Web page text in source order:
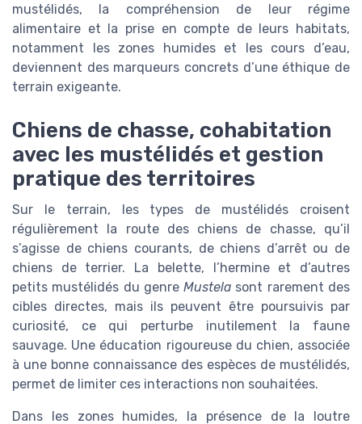
mustélidés, la compréhension de leur régime
alimentaire et la prise en compte de leurs habitats,
notamment les zones humides et les cours d’eau,
deviennent des marqueurs concrets d’une éthique de
terrain exigeante.
Chiens de chasse, cohabitation
avec les mustélidés et gestion
pratique des territoires
Sur le terrain, les types de mustélidés croisent
régulièrement la route des chiens de chasse, qu’il
s’agisse de chiens courants, de chiens d’arrêt ou de
chiens de terrier. La belette, l’hermine et d’autres
petits mustélidés du genreMustela sont rarement des
cibles directes, mais ils peuvent être poursuivis par
curiosité, ce qui perturbe inutilement la faune
sauvage. Une éducation rigoureuse du chien, associée
à une bonne connaissance des espèces de mustélidés,
permet de limiter ces interactions non souhaitées.
Dans les zones humides, la présence de la loutre